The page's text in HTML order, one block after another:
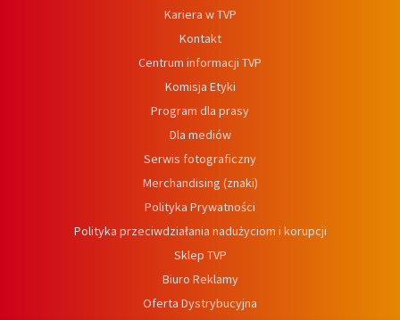
Kariera w TVP
Kontakt
Centrum informacji TVP
Komisja Etyki
Program dla prasy
Dla mediów
Serwis fotograficzny
Merchandising (znaki)
Polityka Prywatności
Polityka przeciwdziałania nadużyciom i korupcji
Sklep TVP
Biuro Reklamy
Oferta Dystrybucyjna